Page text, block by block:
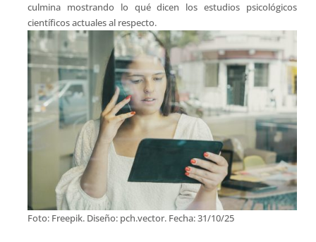
culmina mostrando lo qué dicen los estudios psicológicos
científicos actuales al respecto.
Foto: Freepik. Diseño: pch.vector. Fecha: 31/10/25